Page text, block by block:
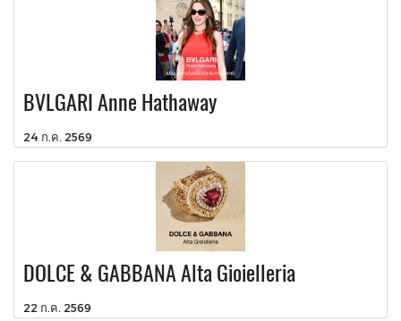
BVLGARI Anne Hathaway
24 ก.ค. 2569
DOLCE & GABBANA Alta Gioielleria
22 ก.ค. 2569